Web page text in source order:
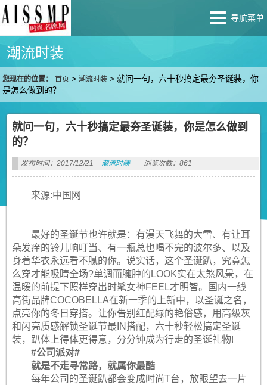
导航菜单
潮流时装
您现在的位置： 首页 >潮流时装 >就问一句，六十秒搞定最夯圣诞装，你
是怎么做到的？
就问一句，六十秒搞定最夯圣诞装，你是怎么做到
的？
发布时间：2017/12/21 潮流时装 浏览次数：861
来源:中国网
最好的圣诞节也许就是：有漫天飞舞的大雪、有让耳
朵发痒的铃儿响叮当、有一瓶总也喝不完的波尔多、以及
身着华衣永远看不腻的你。说实话，这个圣诞趴，究竟怎
么穿才能吸睛全场?单调而臃肿的LOOK实在太煞风景，在
温暖的前提下照样穿出时髦女神FEEL才明智。国内一线
高街品牌COCOBELLA在新一季的上新中，以圣诞之名，
点亮你的冬日穿搭。让你告别红配绿的艳俗感，用高级灰
和闪亮质感解锁圣诞节最IN搭配，六十秒轻松搞定圣诞
装，趴体上得体更得意，分分钟成为行走的圣诞礼物!
#公司派对#
就是不走寻常路，就属你最酷
每年公司的圣诞趴都会变成时尚T台，放眼望去一片